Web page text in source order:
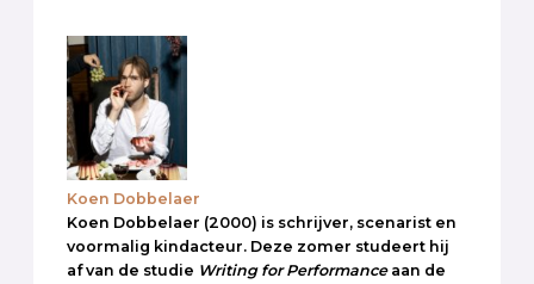
Koen Dobbelaer
Koen Dobbelaer (2000) is schrijver, scenarist en
voormalig kindacteur. Deze zomer studeert hij
af van de studie Writing for Performanceaan de